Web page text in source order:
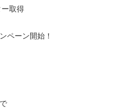
取得
ペーン開始！